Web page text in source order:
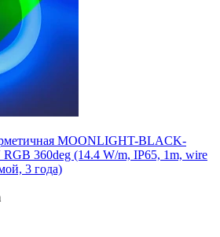
MOONLIGHT-BLACK-
360deg (14.4 W/m, IP65, 1m, wire
3 года)